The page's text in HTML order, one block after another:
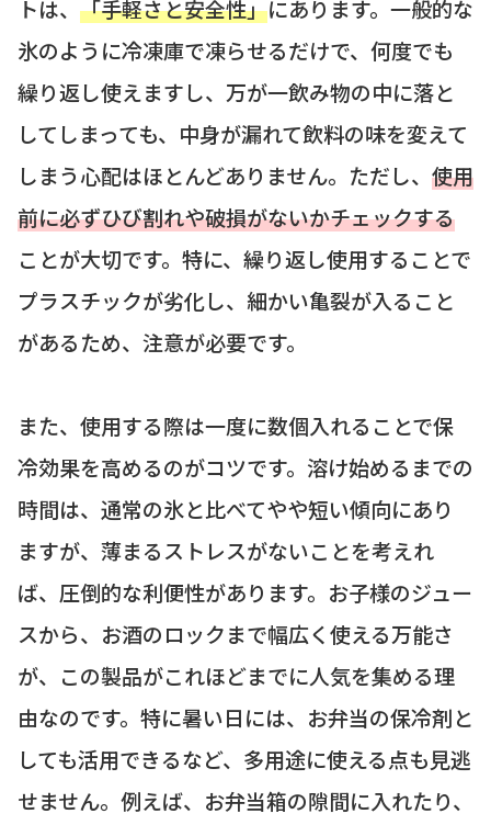
トは、 「手軽さと安全性」にあります。一般的な
氷のように冷凍庫で凍らせるだけで、何度でも
繰り返し使えますし、万が一飲み物の中に落と
してしまっても、中身が漏れて飲料の味を変えて
しまう心配はほとんどありません。ただし、 使用
前に必ずひび割れや破損がないかチェックする
ことが大切です。特に、繰り返し使用することで
プラスチックが劣化し、細かい亀裂が入ること
があるため、注意が必要です。
また、使用する際は一度に数個入れることで保
冷効果を高めるのがコツです。溶け始めるまでの
時間は、通常の氷と比べてやや短い傾向にあり
ますが、薄まるストレスがないことを考えれ
ば、圧倒的な利便性があります。お子様のジュー
スから、お酒のロックまで幅広く使える万能さ
が、この製品がこれほどまでに人気を集める理
由なのです。特に暑い日には、お弁当の保冷剤と
しても活用できるなど、多用途に使える点も見逃
せません。例えば、お弁当箱の隙間に入れたり、